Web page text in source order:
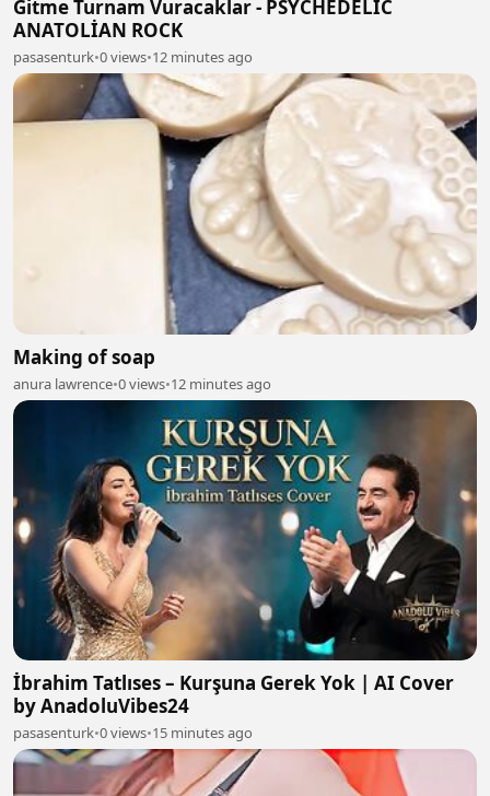
Gitme Turnam Vuracaklar - PSYCHEDELİC
ANATOLİAN ROCK
pasasenturk•0 views•12 minutes ago
Making of soap
anura lawrence•0 views•12 minutes ago
İbrahim Tatlıses – Kurşuna Gerek Yok | AI Cover
by AnadoluVibes24
pasasenturk•0 views•15 minutes ago